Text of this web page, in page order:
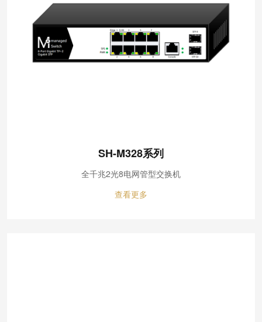
SH-M328系列
全千兆2光8电网管型交换机
查看更多